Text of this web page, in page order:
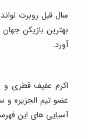
سال قبل روبرت
بهترین بازیکن
آورد.
اکرم عفیف قطری و
عضو تیم الجزیره و
آسیایی های این